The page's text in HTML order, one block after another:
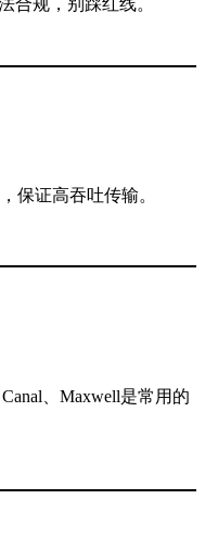
保证高吞吐传输。
、Maxwell是常用的